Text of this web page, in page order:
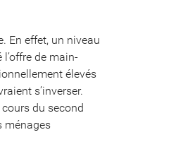
En effet, un niveau
de main-
élevés
s’inverser.
du second
ménages